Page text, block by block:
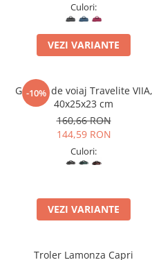
Culori:
VEZI VARIANTE
-10%
Geanta de voiaj Travelite VIIA,
40x25x23 cm
160,66 RON
144,59 RON
Culori:
VEZI VARIANTE
Troler Lamonza Capri